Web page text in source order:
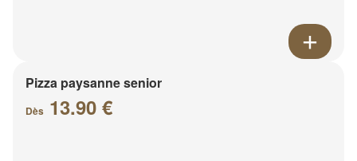
Pizza paysanne senior
Dès 13.90 €